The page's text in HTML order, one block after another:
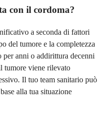
con il cordoma?
a seconda di fattori
del tumore e la completezza
anni o addirittura decenni
tumore viene rilevato
Il tuo team sanitario può
alla tua situazione